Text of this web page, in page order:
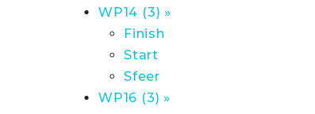
WP14 (3) »
Finish
Start
Sfeer
WP16 (3) »